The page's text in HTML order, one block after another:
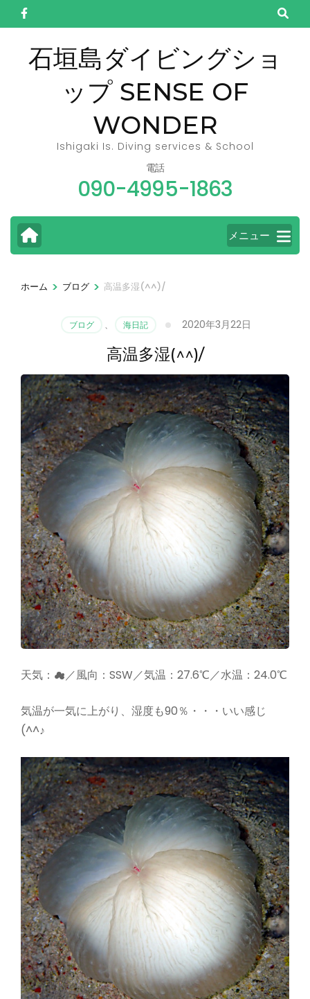
ン
石垣島ダイビングショ
ップ SENSE OF
WONDER
Ishigaki Is. Diving services & School
電話
090-4995-1863
メニュー
ホーム > ブログ > 高温多湿(^^)/
ブログ 、 海日記 2020年3月22日
高温多湿(^^)/
天気：☁／風向：SSW／気温：27.6℃／水温：24.0℃
気温が一気に上がり、湿度も90％・・・いい感じ
(^^♪